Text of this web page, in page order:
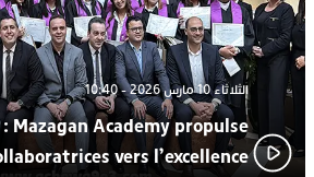
الثلاثاء 10 مارس 2026 - 10:40
Mazagan Academy propulse
vers l’excellence